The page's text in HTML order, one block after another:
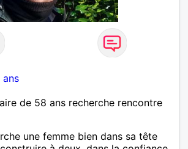
ans
de 58 ans recherche rencontre
une femme bien dans sa tête